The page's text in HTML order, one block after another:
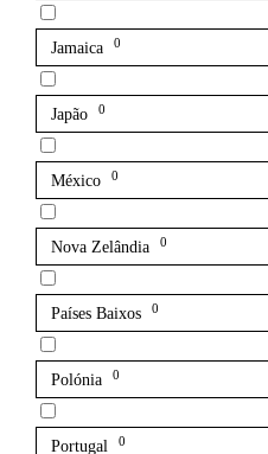
Jamaica 0
Japão 0
México 0
Nova Zelândia 0
Países Baixos 0
Polónia 0
Portugal 0